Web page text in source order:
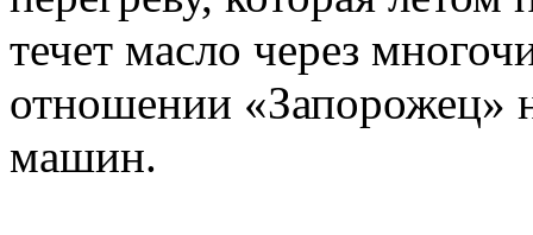
течет масло через
отношении «Запорожец»
машин.